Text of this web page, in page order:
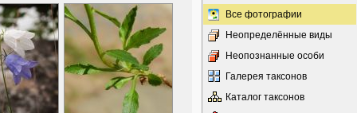
Все фотографии
Неопределённые виды
Неопознанные особи
Галерея таксонов
Каталог таксонов